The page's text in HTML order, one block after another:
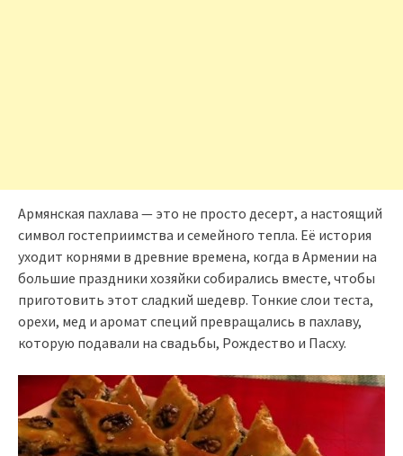
Армянская пахлава — это не просто десерт, а настоящий
символ гостеприимства и семейного тепла. Её история
уходит корнями в древние времена, когда в Армении на
большие праздники хозяйки собирались вместе, чтобы
приготовить этот сладкий шедевр. Тонкие слои теста,
орехи, мед и аромат специй превращались в пахлаву,
которую подавали на свадьбы, Рождество и Пасху.